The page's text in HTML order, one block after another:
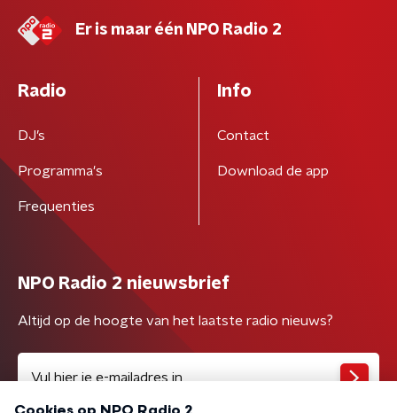
Er is maar één NPO Radio 2
Radio
DJ’s
Programma's
Frequenties
Info
Contact
Download de app
NPO Radio 2 nieuwsbrief
Altijd op de hoogte van het laatste radio nieuws?